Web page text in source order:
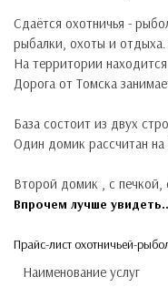
Сдаётся охотничья -
рыбалки, охоты и отдыха.
На территории
Дорога от Томска
База состоит из двух
Один домик рассчитан на
Второй домик , с печкой,
Впрочем лучше
Прайс-лист охотничьей-
Наименование услуг